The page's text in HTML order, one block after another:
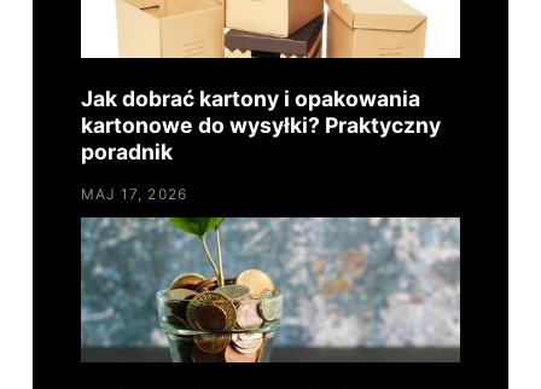
Jak dobrać kartony i opakowania
kartonowe do wysyłki? Praktyczny
poradnik
MAJ 17, 2026